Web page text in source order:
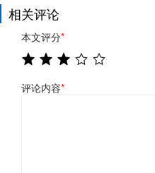
相关评论
本文评分*
评论内容*